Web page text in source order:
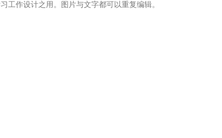
工作设计之用。图片与文字都可以重复编辑。